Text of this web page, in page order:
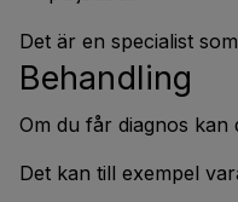
Det är en specialist
Behandling
Om du får diagnos kan
Det kan till exempel